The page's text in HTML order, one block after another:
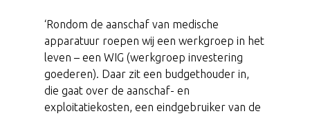
‘Rondom de aanschaf van medische
apparatuur roepen wij een werkgroep in het
leven – een WIG (werkgroep investering
goederen). Daar zit een budgethouder in,
die gaat over de aanschaf- en
exploitatiekosten, een eindgebruiker van de